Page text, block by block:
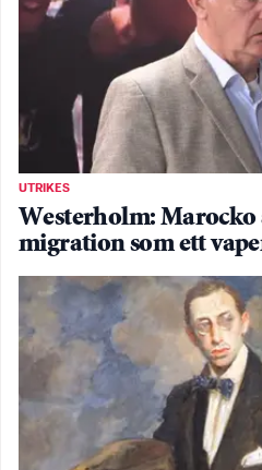
UTRIKES
Westerholm: Marocko
migration som ett